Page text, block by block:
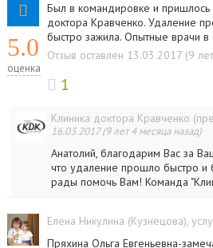
5.0
оценка
Был в командировке и пришлось
доктора Кравченко. Удаление
быстро зажила. Опытные врачи в
Отзыв оставлен 13.03.2017 (9
1
Клиника доктора Кравченко
16.03.2017 (9 лет 4 месяца назад)
Анатолий, благодарим Вас за
что удаление прошло быстро и
рады помочь Вам! Команда
Елена Никулина (Кузнецова),
Пряхина Ольга Евгеньевна-